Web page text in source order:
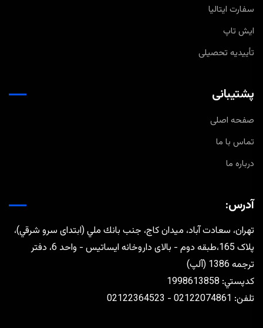
سفارت ایتالیا
ایش تاپ
تأییدیه تحصیلی
پشتیبانی
صفحه اصلی
تماس با ما
درباره ما
آدرس:
تهران، سعادت آباد، ميدان كاج، جنب بانك ملي (ابتدای سرو شرقي)،
پلاک 165،طبقه دوم - بالای داروخانه ایساتیس - واحد 6، دفتر
ترجمه 1386 (آلپ)
كدپستي: 1998613858
تلفن: 02122074861 - 02122364523